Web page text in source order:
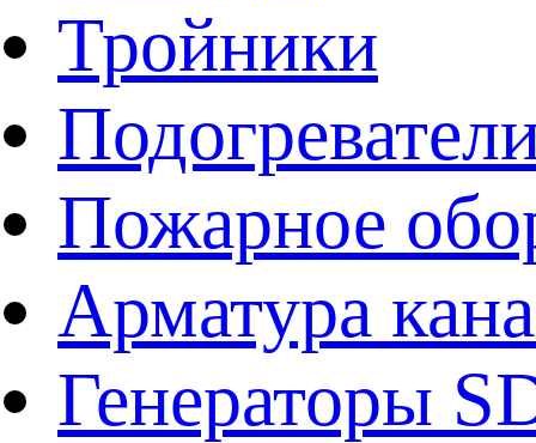
Тройники
Пожарное
Арматура
Генераторы